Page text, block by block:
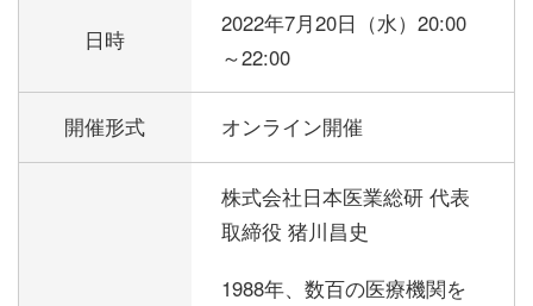
日時
2022年7月20日（水）20:00
～22:00
開催形式 オンライン開催
株式会社日本医業総研 代表
取締役 猪川昌史
1988年、数百の医療機関を